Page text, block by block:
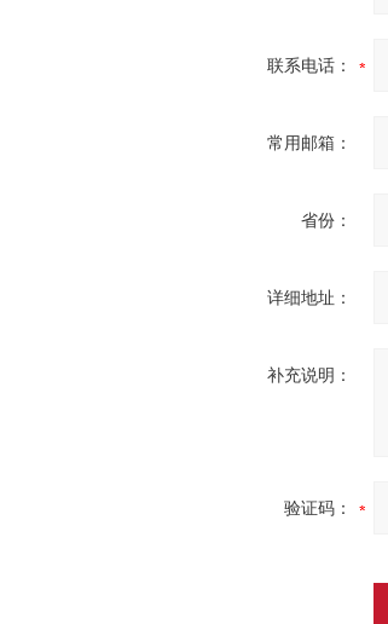
联系电话：
常用邮箱：
省份：
详细地址：
补充说明：
验证码：